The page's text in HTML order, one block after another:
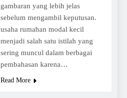
gambaran yang lebih jelas
sebelum mengambil keputusan.
usaha rumahan modal kecil
menjadi salah satu istilah yang
sering muncul dalam berbagai
pembahasan karena…
Read More